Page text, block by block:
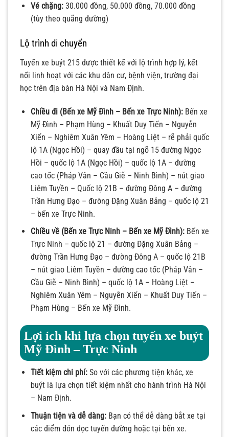
Vé chặng:30.000 đồng, 50.000 đồng, 70.000 đồng
(tùy theo quãng đường)
Lộ trình di chuyển
Tuyến xe buýt 215 được thiết kế với lộ trình hợp lý, kết
nối linh hoạt với các khu dân cư, bệnh viện, trường đại
học trên địa bàn Hà Nội và Nam Định.
Chiều đi (Bến xe Mỹ Đình – Bến xe Trực Ninh):Bến xe
Mỹ Đình – Phạm Hùng – Khuất Duy Tiến – Nguyễn
Xiển – Nghiêm Xuân Yêm – Hoàng Liệt – rẽ phải quốc
lộ 1A (Ngọc Hồi) – quay đầu tại ngõ 15 đường Ngọc
Hồi – quốc lộ 1A (Ngọc Hồi) – quốc lộ 1A – đường
cao tốc (Pháp Vân – Cầu Giẽ – Ninh Bình) – nút giao
Liêm Tuyền – Quốc lộ 21B – đường Đông A – đường
Trần Hưng Đạo – đường Đặng Xuân Bảng – quốc lộ 21
– bến xe Trực Ninh.
Chiều về (Bến xe Trực Ninh – Bến xe Mỹ Đình):Bến xe
Trực Ninh – quốc lộ 21 – đường Đặng Xuân Bảng –
đường Trần Hưng Đạo – đường Đông A – quốc lộ 21B
– nút giao Liêm Tuyền – đường cao tốc (Pháp Vân –
Cầu Giẽ – Ninh Bình) – quốc lộ 1A – Hoàng Liệt –
Nghiêm Xuân Yêm – Nguyễn Xiển – Khuất Duy Tiến –
Phạm Hùng – Bến xe Mỹ Đình.
Lợi ích khi lựa chọn tuyến xe buýt
Mỹ Đình – Trực Ninh
Tiết kiệm chi phí:So với các phương tiện khác, xe
buýt là lựa chọn tiết kiệm nhất cho hành trình Hà Nội
– Nam Định.
Thuận tiện và dễ dàng:Bạn có thể dễ dàng bắt xe tại
các điểm đón dọc tuyến đường hoặc tại bến xe.